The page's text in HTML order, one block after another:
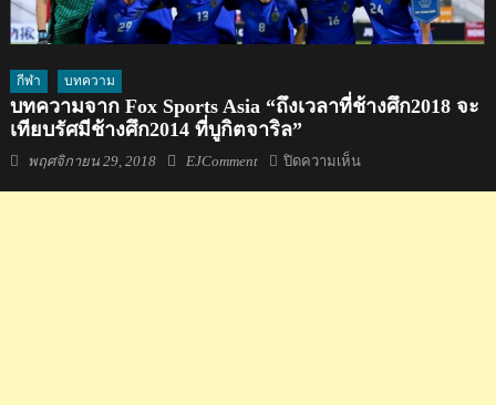
กีฬา บทความ
บทความจาก Fox Sports Asia “ถึงเวลาที่ช้างศึก2018 จะ
เทียบรัศมีช้างศึก2014 ที่บูกิตจาริล”
Posted
พฤศจิกายน 29, 2018 Author
EJComment ปิดความเห็นบน